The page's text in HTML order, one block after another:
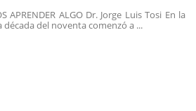
APRENDER ALGO Dr. Jorge Luis Tosi En la
del noventa comenzó a ...